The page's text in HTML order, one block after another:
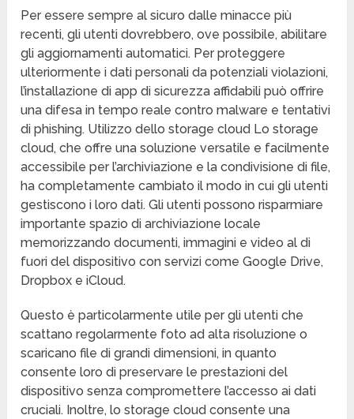
Per essere sempre al sicuro dalle minacce più
recenti, gli utenti dovrebbero, ove possibile, abilitare
gli aggiornamenti automatici. Per proteggere
ulteriormente i dati personali da potenziali violazioni,
l’installazione di app di sicurezza affidabili può offrire
una difesa in tempo reale contro malware e tentativi
di phishing. Utilizzo dello storage cloud Lo storage
cloud, che offre una soluzione versatile e facilmente
accessibile per l’archiviazione e la condivisione di file,
ha completamente cambiato il modo in cui gli utenti
gestiscono i loro dati. Gli utenti possono risparmiare
importante spazio di archiviazione locale
memorizzando documenti, immagini e video al di
fuori del dispositivo con servizi come Google Drive,
Dropbox e iCloud.
Questo è particolarmente utile per gli utenti che
scattano regolarmente foto ad alta risoluzione o
scaricano file di grandi dimensioni, in quanto
consente loro di preservare le prestazioni del
dispositivo senza compromettere l’accesso ai dati
cruciali. Inoltre, lo storage cloud consente una